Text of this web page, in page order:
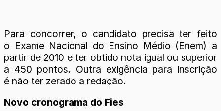
Para concorrer, o candidato precisa ter feito
o Exame Nacional do Ensino Médio (Enem) a
partir de 2010 e ter obtido nota igual ou superior
a 450 pontos. Outra exigência para inscrição
é não ter zerado a redação.
Novo cronograma do Fies